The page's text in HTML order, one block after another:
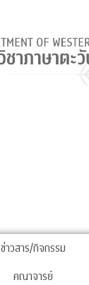
ข่าวสาร/กิจกรรม
คณาจารย์